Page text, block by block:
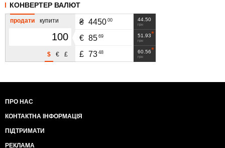
КОНВЕРТЕР ВАЛЮТ
продати купити
£
€
$
44.50
грн
₴ 4450 00
51.93
грн
€ 85 69
60.56
грн
£ 73 48
ПРО НАС
КОНТАКТНА ІНФОРМАЦІЯ
ПІДТРИМАТИ
РЕКЛАМА